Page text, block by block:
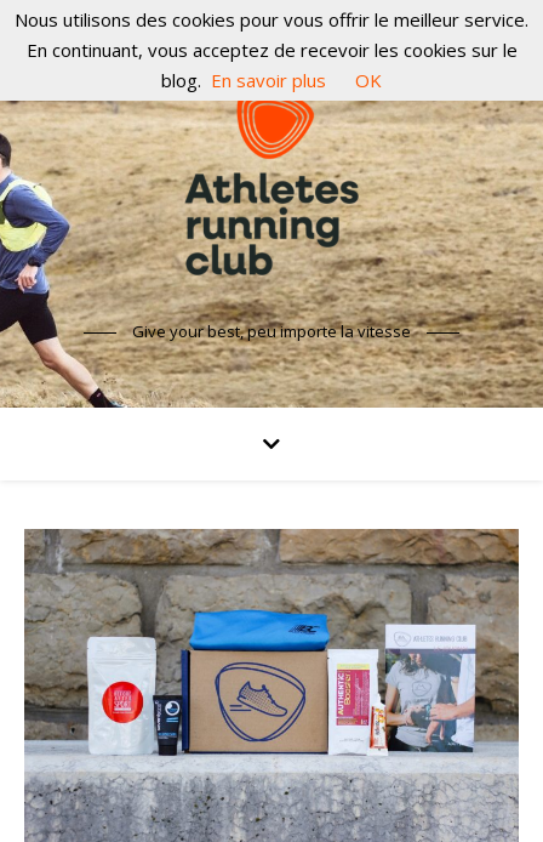
Give your best, peu importe la vitesse
Nous utilisons des cookies pour vous offrir le meilleur service.
En continuant, vous acceptez de recevoir les cookies sur le
blog. En savoir plus OK